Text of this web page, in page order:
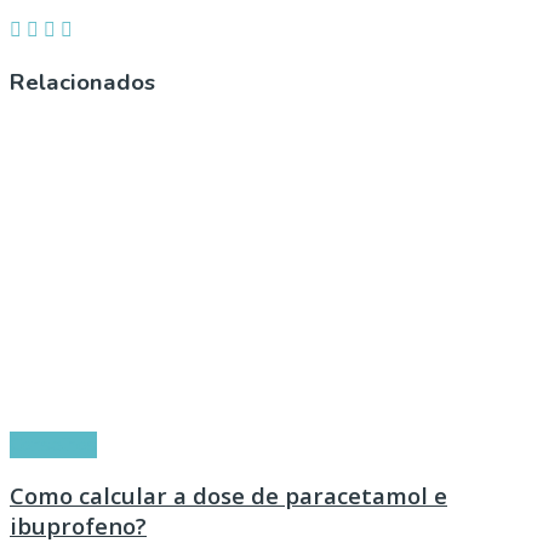
Relacionados
Como calcular a dose de paracetamol e
ibuprofeno?